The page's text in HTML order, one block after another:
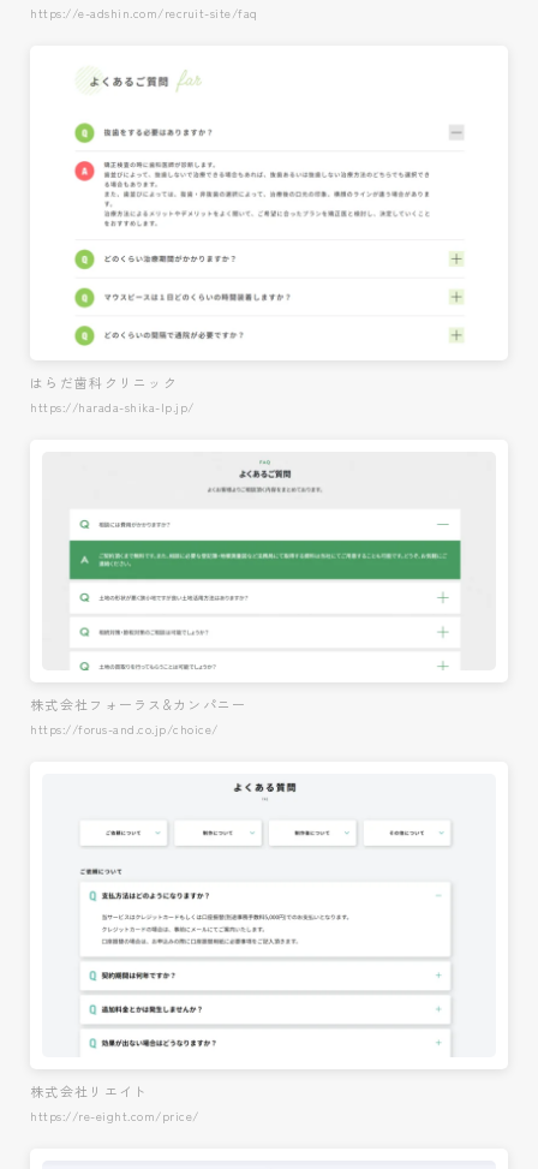
https://e-adshin.com/recruit-site/faq
はらだ歯科クリニック
https://harada-shika-lp.jp/
株式会社フォーラス&カンパニー
https://forus-and.co.jp/choice/
株式会社リエイト
https://re-eight.com/price/